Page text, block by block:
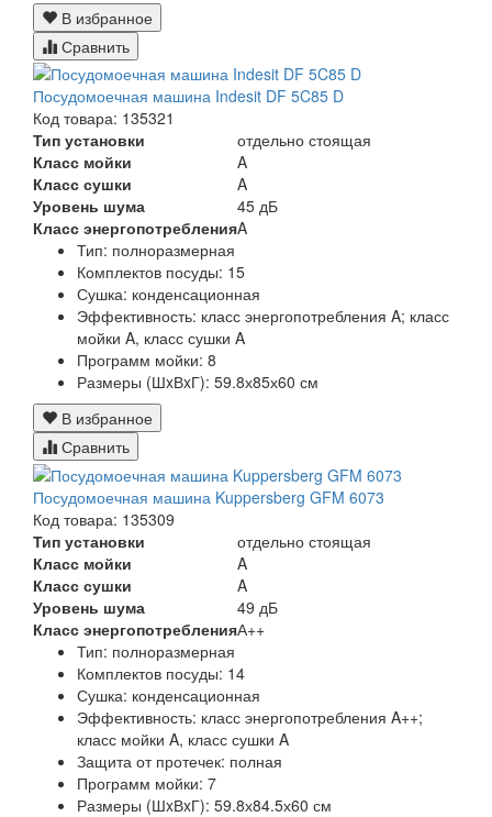
В избранное
Сравнить
Посудомоечная машина Indesit DF 5C85 D
Код товара: 135321
Тип установки
отдельно стоящая
Класс мойки
A
Класс сушки
A
Уровень шума
45 дБ
Класс энергопотребленияA
Тип: полноразмерная
Комплектов посуды: 15
Сушка: конденсационная
Эффективность: класс энергопотребления A; класс
мойки A, класс сушки A
Программ мойки: 8
Размеры (ШxВxГ): 59.8х85х60 см
В избранное
Сравнить
Посудомоечная машина Kuppersberg GFM 6073
Код товара: 135309
Тип установки
отдельно стоящая
Класс мойки
A
Класс сушки
A
Уровень шума
49 дБ
Класс энергопотребленияА++
Тип: полноразмерная
Комплектов посуды: 14
Сушка: конденсационная
Эффективность: класс энергопотребления A++;
класс мойки A, класс сушки A
Защита от протечек: полная
Программ мойки: 7
Размеры (ШxВxГ): 59.8х84.5х60 см